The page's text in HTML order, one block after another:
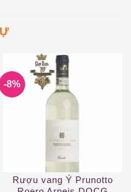
-8%
Rượu vang Ý Prunotto